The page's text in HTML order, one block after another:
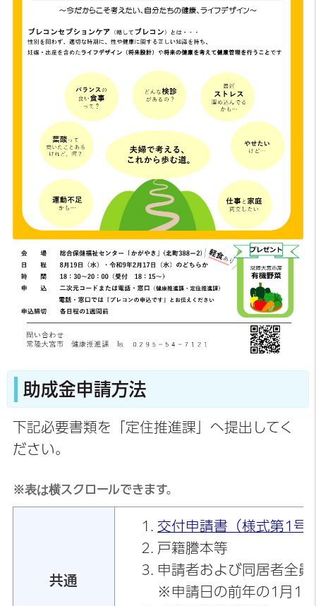
助成金申請方法
下記必要書類を「定住推進課」へ提出してく
ださい。
※表は横スクロールできます。
共通
交付申請書（様式第1号
戸籍謄本等
申請者および同居者全
※申請日の前年の1月1